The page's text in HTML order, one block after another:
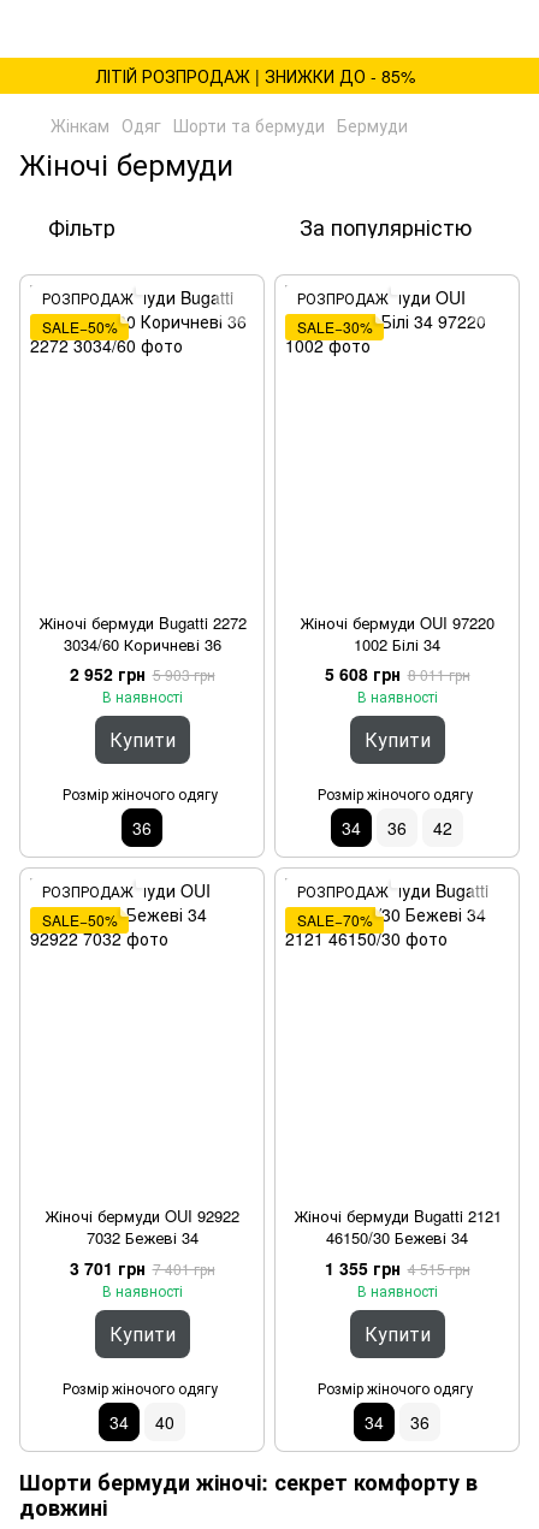
ЛІТІЙ РОЗПРОДАЖ | ЗНИЖКИ ДО - 85%
Жінкам Одяг Шорти та бермуди Бермуди
Жіночі бермуди
Фільтр За популярністю
РОЗПРОДАЖ
SALE−50%
Жіночі бермуди Bugatti 2272
3034/60 Коричневі 36
2 952 грн 5 903 грн
В наявності
Купити
Розмір жіночого одягу
36
РОЗПРОДАЖ
SALE−30%
Жіночі бермуди OUI 97220
1002 Білі 34
5 608 грн 8 011 грн
В наявності
Купити
Розмір жіночого одягу
34 36 42
РОЗПРОДАЖ
SALE−50%
Жіночі бермуди OUI 92922
7032 Бежеві 34
3 701 грн 7 401 грн
В наявності
Купити
Розмір жіночого одягу
34 40
РОЗПРОДАЖ
SALE−70%
Жіночі бермуди Bugatti 2121
46150/30 Бежеві 34
1 355 грн 4 515 грн
В наявності
Купити
Розмір жіночого одягу
34 36
Шорти бермуди жіночі: секрет комфорту в
довжині